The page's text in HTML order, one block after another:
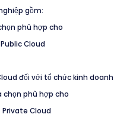
gồm:
phù hợp cho
Cloud
đối với tổ chức kinh doanh
chọn phù hợp cho
Private Cloud